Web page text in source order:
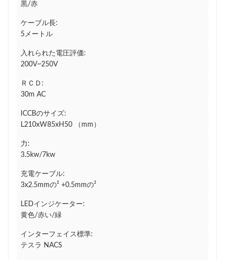
黒/赤
ケーブル長:
5メートル
入れられた電圧評価:
200V~250V
ＲＣＤ:
30m AC
ICCBのサイズ:
L210xW85xH50 （mm）
力:
3.5kw/7kw
充電ケーブル:
3x2.5mmの² +0.5mmの²
LEDインジケーター:
黄色/赤い/緑
インターフェイス標準:
テスラ NACS